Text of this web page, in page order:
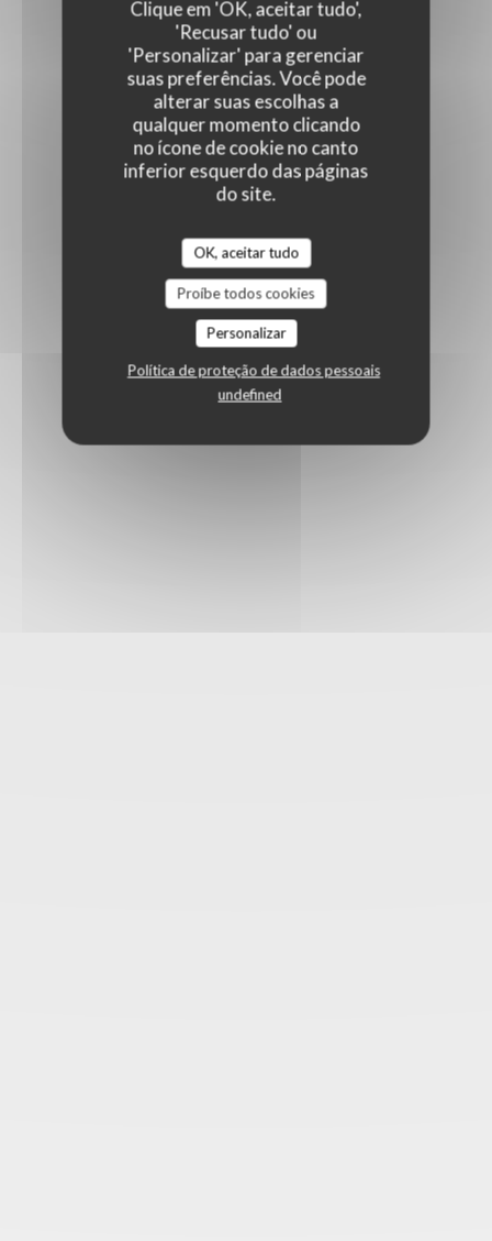
Clique em 'OK, aceitar tudo',
'Recusar tudo' ou
'Personalizar' para gerenciar
suas preferências. Você pode
alterar suas escolhas a
qualquer momento clicando
no ícone de cookie no canto
inferior esquerdo das páginas
do site.
OK, aceitar tudo
Proíbe todos cookies
Personalizar
Política de proteção de dados pessoais
undefined